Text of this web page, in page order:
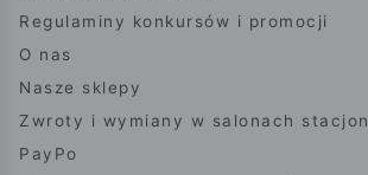
Regulaminy konkursów i promocji
O nas
Nasze sklepy
Zwroty i wymiany w salonach
PayPo